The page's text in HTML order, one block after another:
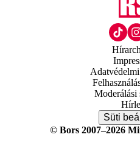
Moderálási
Süti
© Bors 2007–2026